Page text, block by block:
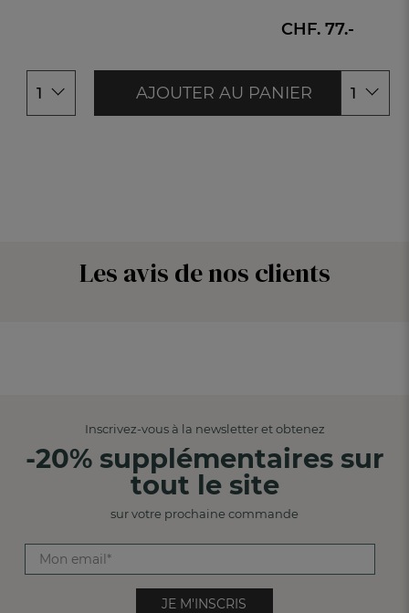
CHF. 77.-
1 AJOUTER AU PANIER 1
Les avis de nos clients
Inscrivez-vous à la newsletter et obtenez
-20% supplémentaires sur
tout le site
sur votre prochaine commande
JE M'INSCRIS